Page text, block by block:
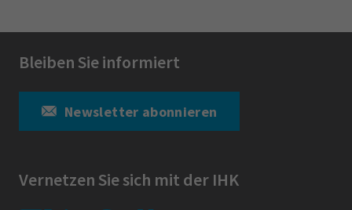
Bleiben Sie informiert
Newsletter abonnieren
Vernetzen Sie sich mit der IHK